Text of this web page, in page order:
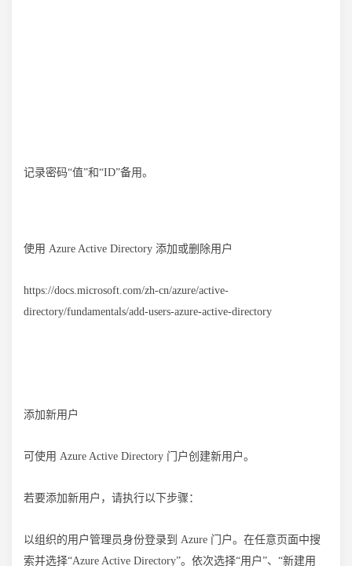
记录密码“值”和“ID”备用。
使用 Azure Active Directory 添加或删除用户
https://docs.microsoft.com/zh-cn/azure/active-
directory/fundamentals/add-users-azure-active-directory
添加新用户
可使用 Azure Active Directory 门户创建新用户。
若要添加新用户，请执行以下步骤：
以组织的用户管理员身份登录到 Azure 门户。在任意页面中搜
索并选择“Azure Active Directory”。依次选择“用户”、“新建用